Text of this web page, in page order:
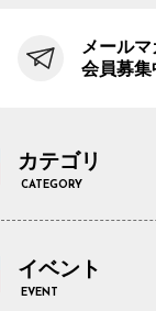
メール
会員募集
カテゴリ
CATEGORY
イベント
EVENT